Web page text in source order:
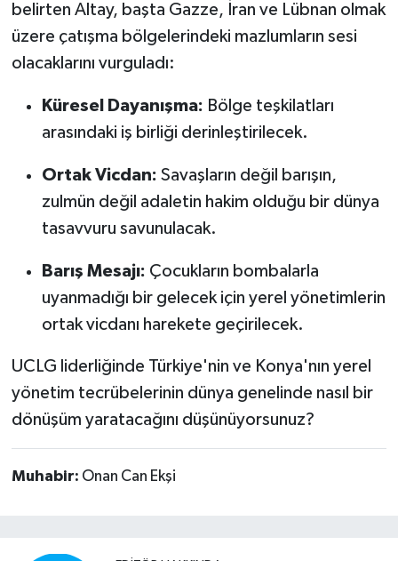
belirten Altay, başta Gazze, İran ve Lübnan olmak
üzere çatışma bölgelerindeki mazlumların sesi
olacaklarını vurguladı:
Küresel Dayanışma: Bölge teşkilatları
arasındaki iş birliği derinleştirilecek.
Ortak Vicdan: Savaşların değil barışın,
zulmün değil adaletin hakim olduğu bir dünya
tasavvuru savunulacak.
Barış Mesajı: Çocukların bombalarla
uyanmadığı bir gelecek için yerel yönetimlerin
ortak vicdanı harekete geçirilecek.
UCLG liderliğinde Türkiye'nin ve Konya'nın yerel
yönetim tecrübelerinin dünya genelinde nasıl bir
dönüşüm yaratacağını düşünüyorsunuz?
Muhabir: Onan Can Ekşi